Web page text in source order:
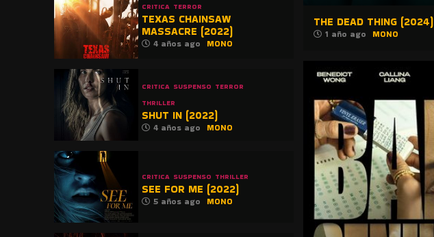
THE DEAD THING (2024)
1 año ago MONO
CRITICA TERROR
TEXAS CHAINSAW
MASSACRE (2022)
4 años ago MONO
CRITICA SUSPENSO TERROR
THRILLER
SHUT IN (2022)
4 años ago MONO
CRITICA SUSPENSO THRILLER
SEE FOR ME (2022)
5 años ago MONO